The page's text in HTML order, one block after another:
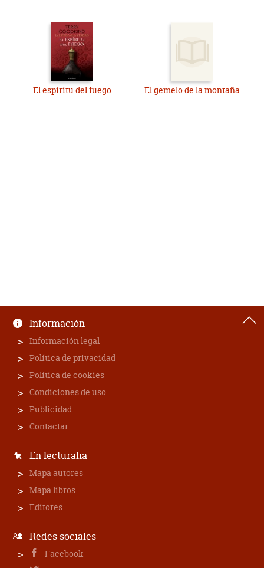
El espíritu del fuego El gemelo de la montaña
Información
Información legal
Política de privacidad
Política de cookies
Condiciones de uso
Publicidad
Contactar
En lecturalia
Mapa autores
Mapa libros
Editores
Redes sociales
Facebook